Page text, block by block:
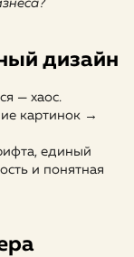
дизайн
— хаос.
картинок →
единый
и понятная